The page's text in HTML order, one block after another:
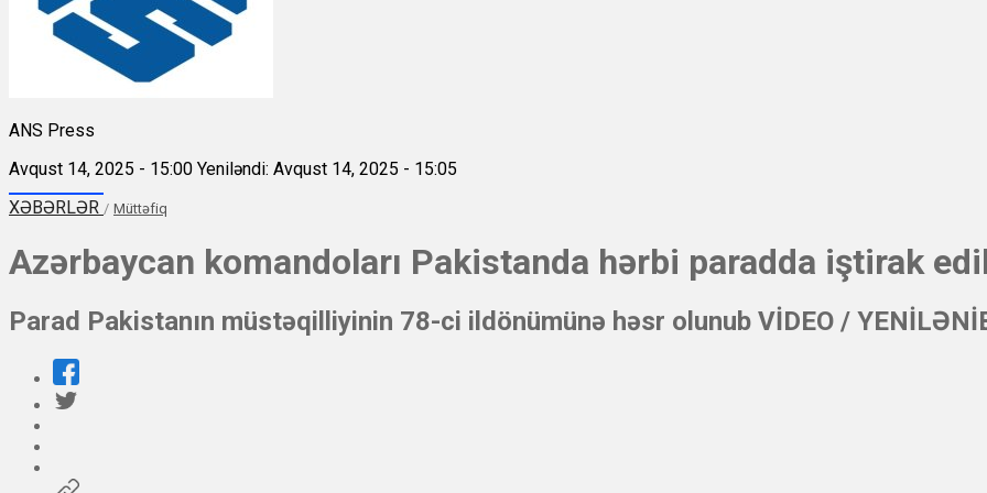
ANS Press
Avqust 14, 2025 - 15:00 Yeniləndi: Avqust 14, 2025 - 15:05
XƏBƏRLƏR / Müttəfiq
Azərbaycan komandoları Pakistanda hərbi paradda iştirak
Parad Pakistanın müstəqilliyinin 78-ci ildönümünə həsr olunub VİDEO /